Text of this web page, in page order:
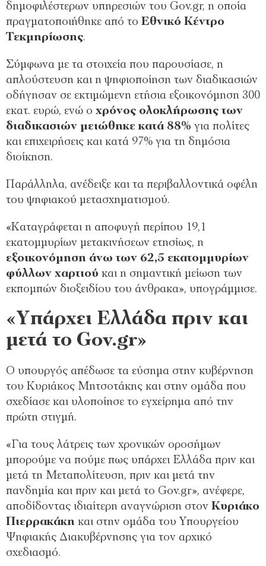
δημοφιλέστερων υπηρεσιών του Gov.gr, η οποία
πραγματοποιήθηκε από το Εθνικό Κέντρο
Τεκμηρίωσης.
Σύμφωνα με τα στοιχεία που παρουσίασε, η
απλούστευση και η ψηφιοποίηση των διαδικασιών
οδήγησαν σε εκτιμώμενη ετήσια εξοικονόμηση 300
εκατ. ευρώ, ενώ ο χρόνος ολοκλήρωσης των
διαδικασιών μειώθηκε κατά 88% για πολίτες
και επιχειρήσεις και κατά 97% για τη δημόσια
διοίκηση.
Παράλληλα, ανέδειξε και τα περιβαλλοντικά οφέλη
του ψηφιακού μετασχηματισμού.
«Καταγράφεται η αποφυγή περίπου 19,1
εκατομμυρίων μετακινήσεων ετησίως, η
εξοικονόμηση άνω των 62,5 εκατομμυρίων
φύλλων χαρτιού και η σημαντική μείωση των
εκπομπών διοξειδίου του άνθρακα», υπογράμμισε.
«Υπάρχει Ελλάδα πριν και
μετά το Gov.gr»
Ο υπουργός απέδωσε τα εύσημα στην κυβέρνηση
του Κυριάκος Μητσοτάκης και στην ομάδα που
σχεδίασε και υλοποίησε το εγχείρημα από την
πρώτη στιγμή.
«Για τους λάτρεις των χρονικών οροσήμων
μπορούμε να πούμε πως υπάρχει Ελλάδα πριν και
μετά τη Μεταπολίτευση, πριν και μετά την
πανδημία και πριν και μετά το Gov.gr», ανέφερε,
αποδίδοντας ιδιαίτερη αναγνώριση στον Κυριάκο
Πιερρακάκη και στην ομάδα του Υπουργείου
Ψηφιακής Διακυβέρνησης για τον αρχικό
σχεδιασμό.